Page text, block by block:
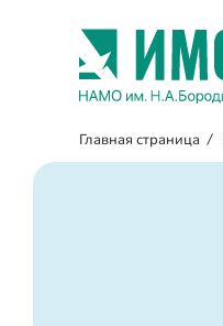
Главная страница /